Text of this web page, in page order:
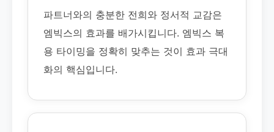
파트너와의 충분한 전희와 정서적 교감은
엠빅스의 효과를 배가시킵니다. 엠빅스 복
용 타이밍을 정확히 맞추는 것이 효과 극대
화의 핵심입니다.